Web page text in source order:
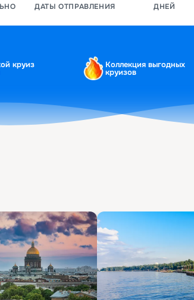
ДАТЫ ОТПРАВЛЕНИЯ ДНЕЙ
круиз Коллекция выгодных
круизов